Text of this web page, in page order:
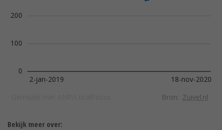
Bekijk meer over: